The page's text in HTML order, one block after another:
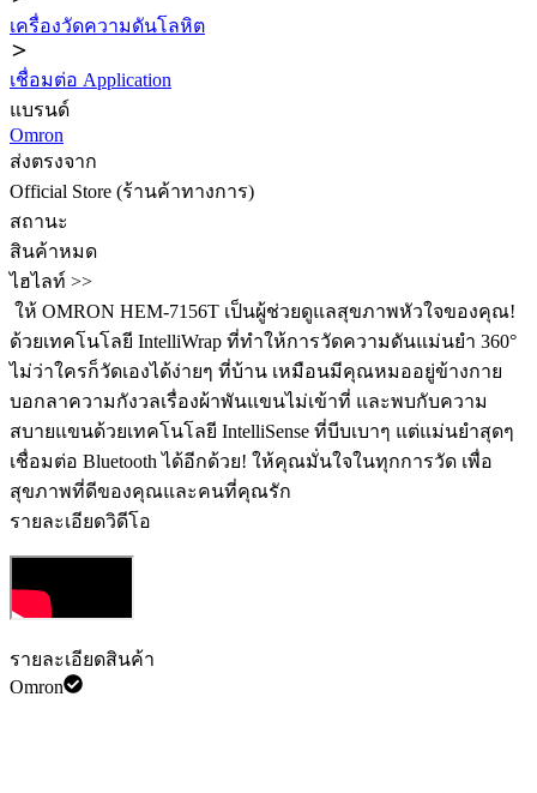
เครื่องวัดความดันโลหิต
เชื่อมต่อ Application
แบรนด์
Omron
ส่งตรงจาก
Official Store (ร้านค้าทางการ)
สถานะ
สินค้าหมด
ไฮไลท์ >>
️ ให้ OMRON HEM-7156T เป็นผู้ช่วยดูแลสุขภาพหัวใจของคุณ!
ด้วยเทคโนโลยี IntelliWrap ที่ทำให้การวัดความดันแม่นยำ 360°
ไม่ว่าใครก็วัดเองได้ง่ายๆ ที่บ้าน เหมือนมีคุณหมออยู่ข้างกาย
บอกลาความกังวลเรื่องผ้าพันแขนไม่เข้าที่ และพบกับความ
สบายแขนด้วยเทคโนโลยี IntelliSense ที่บีบเบาๆ แต่แม่นยำสุดๆ
เชื่อมต่อ Bluetooth ได้อีกด้วย! ให้คุณมั่นใจในทุกการวัด เพื่อ
สุขภาพที่ดีของคุณและคนที่คุณรัก ️
รายละเอียดวิดีโอ
รายละเอียดสินค้า
Omron